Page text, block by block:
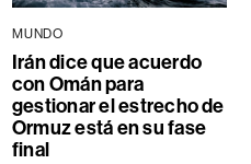
MUNDO
Irán dice que acuerdo
con Omán para
gestionar el estrecho de
Ormuz está en su fase
final